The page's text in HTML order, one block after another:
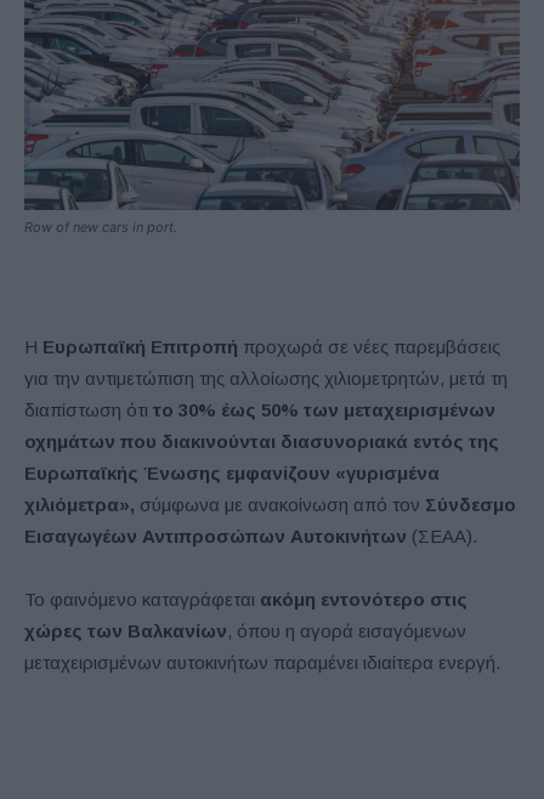
Row of new cars in port.
Η Ευρωπαϊκή Επιτροπή προχωρά σε νέες παρεμβάσεις
για την αντιμετώπιση της αλλοίωσης χιλιομετρητών, μετά τη
διαπίστωση ότι το 30% έως 50% των μεταχειρισμένων
οχημάτων που διακινούνται διασυνοριακά εντός της
Ευρωπαϊκής Ένωσης εμφανίζουν «γυρισμένα
χιλιόμετρα», σύμφωνα με ανακοίνωση από τον Σύνδεσμο
Εισαγωγέων Αντιπροσώπων Αυτοκινήτων (ΣΕΑΑ).
Το φαινόμενο καταγράφεται ακόμη εντονότερο στις
χώρες των Βαλκανίων, όπου η αγορά εισαγόμενων
μεταχειρισμένων αυτοκινήτων παραμένει ιδιαίτερα ενεργή.